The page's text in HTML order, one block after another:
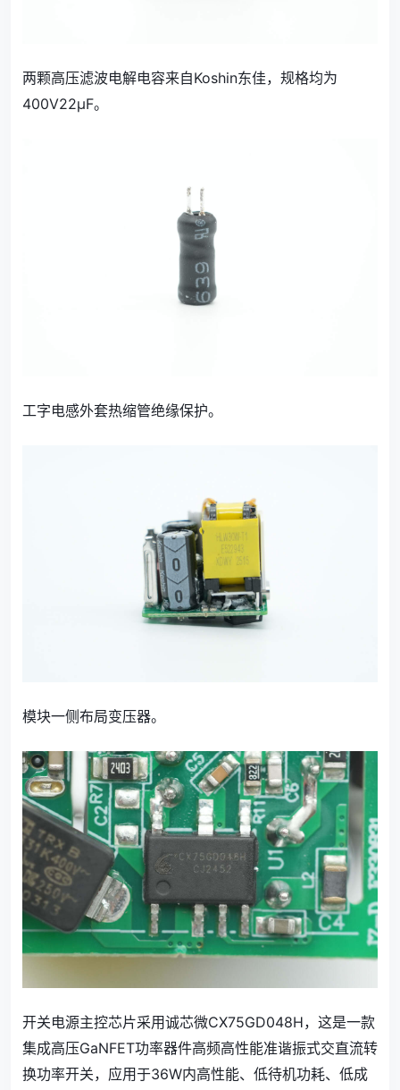
两颗高压滤波电解电容来自Koshin东佳，规格均为
400V22μF。
工字电感外套热缩管绝缘保护。
模块一侧布局变压器。
开关电源主控芯片采用诚芯微CX75GD048H，这是一款
集成高压GaNFET功率器件高频高性能准谐振式交直流转
换功率开关，应用于36W内高性能、低待机功耗、低成